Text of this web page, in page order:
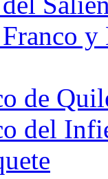
y
de
del